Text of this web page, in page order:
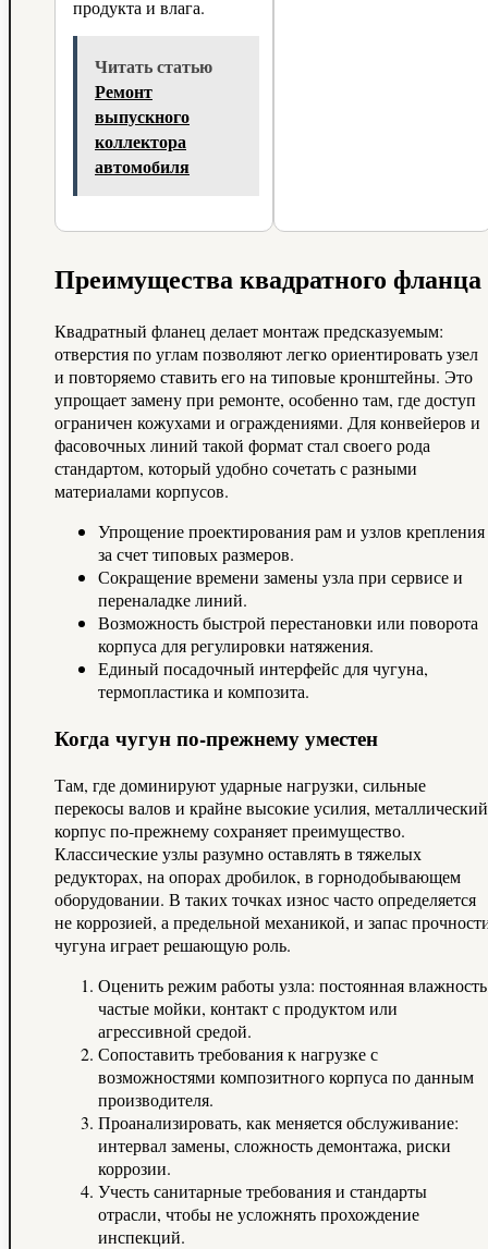
продукта и влага.
Читать статью
Ремонт
выпускного
коллектора
автомобиля
Преимущества квадратного фланца
Квадратный фланец делает монтаж предсказуемым:
отверстия по углам позволяют легко ориентировать узел
и повторяемо ставить его на типовые кронштейны. Это
упрощает замену при ремонте, особенно там, где доступ
ограничен кожухами и ограждениями. Для конвейеров и
фасовочных линий такой формат стал своего рода
стандартом, который удобно сочетать с разными
материалами корпусов.
Упрощение проектирования рам и узлов крепления
за счет типовых размеров.
Сокращение времени замены узла при сервисе и
переналадке линий.
Возможность быстрой перестановки или поворота
корпуса для регулировки натяжения.
Единый посадочный интерфейс для чугуна,
термопластика и композита.
Когда чугун по‑прежнему уместен
Там, где доминируют ударные нагрузки, сильные
перекосы валов и крайне высокие усилия, металлический
корпус по‑прежнему сохраняет преимущество.
Классические узлы разумно оставлять в тяжелых
редукторах, на опорах дробилок, в горнодобывающем
оборудовании. В таких точках износ часто определяется
не коррозией, а предельной механикой, и запас
чугуна играет решающую роль.
Оценить режим работы узла: постоянная
частые мойки, контакт с продуктом или
агрессивной средой.
Сопоставить требования к нагрузке с
возможностями композитного корпуса по данным
производителя.
Проанализировать, как меняется обслуживание:
интервал замены, сложность демонтажа, риски
коррозии.
Учесть санитарные требования и стандарты
отрасли, чтобы не усложнять прохождение
инспекций.